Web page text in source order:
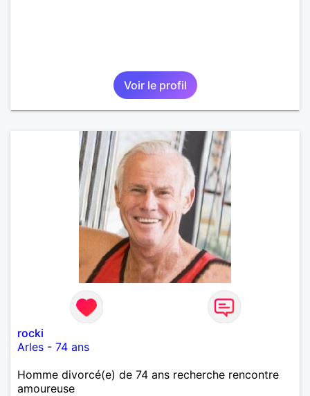
Voir le profil
rocki
Arles - 74 ans
Homme divorcé(e) de 74 ans recherche rencontre
amoureuse